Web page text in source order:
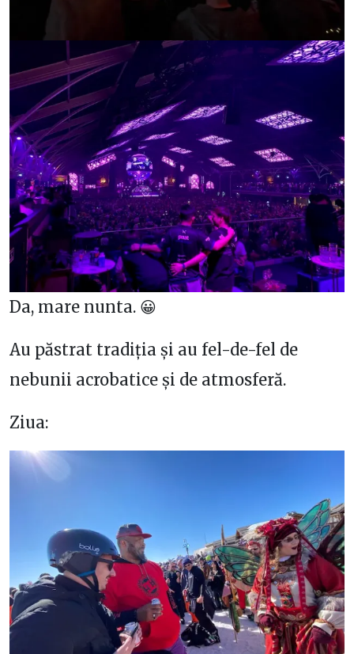
Da, mare nunta. 😀
Au păstrat tradiția și au fel-de-fel de
nebunii acrobatice și de atmosferă.
Ziua: